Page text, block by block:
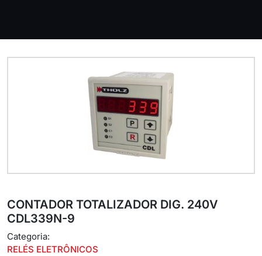
CONTADOR TOTALIZADOR DIG. 240V
CDL339N-9
Categoria:
RELÉS ELETRÔNICOS